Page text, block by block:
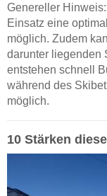
Genereller
Einsatz eine
möglich. Zudem
darunter liegenden
entstehen schnell
während des
möglich.
10 Stärken